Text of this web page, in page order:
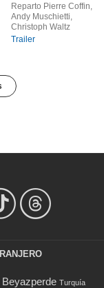
Reparto Pierre Coffin,
Andy Muschietti,
Christoph Waltz
Trailer
Beyazperde Turquía